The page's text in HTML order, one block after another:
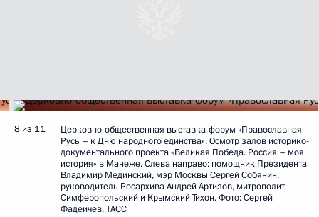
8 из 11
Церковно-общественная выставка-форум «Православная
Русь – к Дню народного единства». Осмотр залов историко-
документального проекта «Великая Победа. Россия – моя
история» в Манеже. Слева направо: помощник Президента
Владимир Мединский, мэр Москвы Сергей Собянин,
руководитель Росархива Андрей Артизов, митрополит
Симферопольский и Крымский Тихон. Фото: Сергей
Фадеичев, ТАСС